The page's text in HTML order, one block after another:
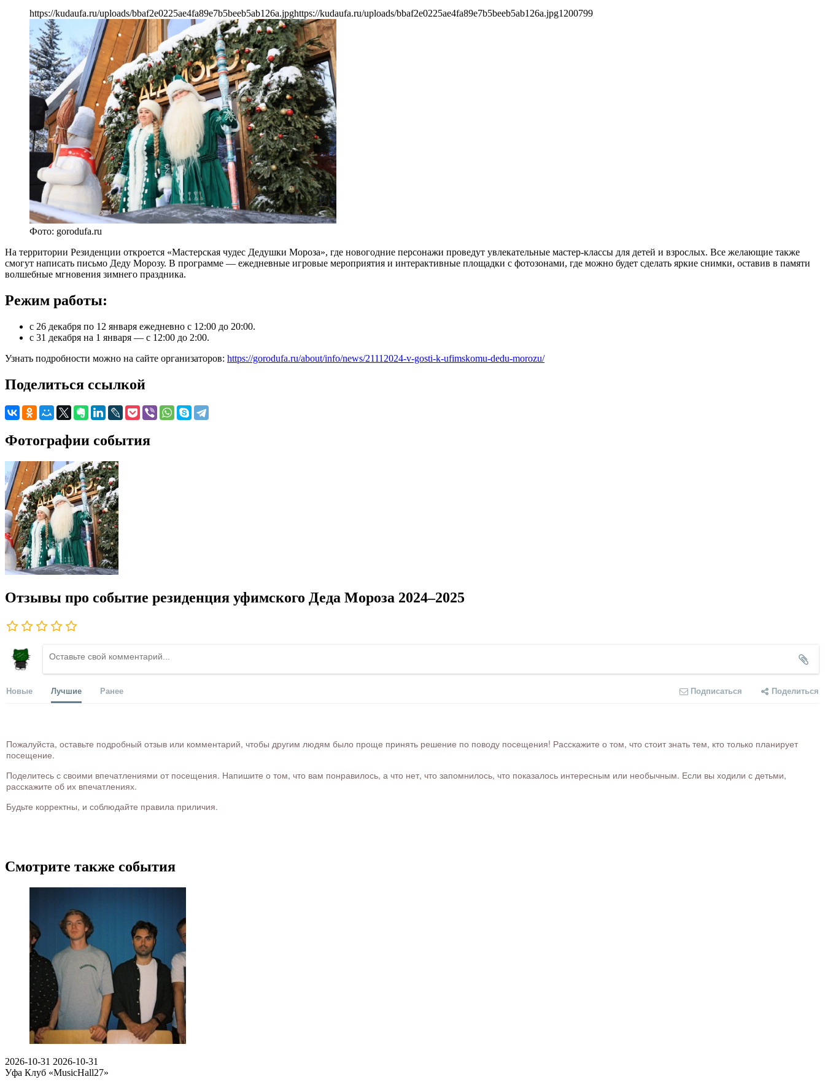
https://kudaufa.ru/uploads/bbaf2e0225ae4fa89e7b5beeb5ab126a.jpghttps://kudaufa.ru/uploads/bbaf2e0225ae4fa89e7b5beeb5ab126a.jpg1200799
Фото: gorodufa.ru
На территории Резиденции откроется «Мастерская чудес Дедушки Мороза», где новогодние персонажи проведут увлекательные мастер-классы для детей и взрослых. Все желающие также
смогут написать письмо Деду Морозу. В программе — ежедневные игровые мероприятия и интерактивные площадки с фотозонами, где можно будет сделать яркие снимки, оставив в памяти
волшебные мгновения зимнего праздника.
Режим работы:
с 26 декабря по 12 января ежедневно с 12:00 до 20:00.
с 31 декабря на 1 января — с 12:00 до 2:00.
Узнать подробности можно на сайте организаторов: https://gorodufa.ru/about/info/news/21112024-v-gosti-k-ufimskomu-dedu-morozu/
Поделиться ссылкой
Фотографии события
Отзывы про событие резиденция уфимского Деда Мороза 2024–2025
Новые Лучшие Ранее Подписаться Поделиться
Пожалуйста, оставьте подробный отзыв или комментарий, чтобы другим людям было проще принять решение по поводу посещения! Расскажите о том, что стоит знать тем, кто только планирует
посещение.
Поделитесь с своими впечатлениями от посещения. Напишите о том, что вам понравилось, а что нет, что запомнилось, что показалось интересным или необычным. Если вы ходили с детьми,
расскажите об их впечатлениях.
Будьте корректны, и соблюдайте правила приличия.
Смотрите также события
2026-10-31 2026-10-31
Уфа Клуб «MusicHall27»